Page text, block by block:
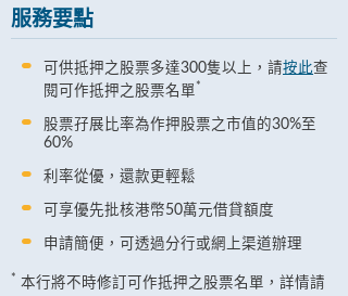
服務要點
可供抵押之股票多達300隻以上，請按此查
閱可作抵押之股票名單*
股票孖展比率為作押股票之市值的30%至
60%
利率從優，還款更輕鬆
可享優先批核港幣50萬元借貸額度
申請簡便，可透過分行或網上渠道辦理
* 本行將不時修訂可作抵押之股票名單，詳情請